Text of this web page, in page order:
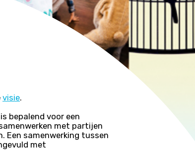
visie.
bepalend voor een
met partijen
Een samenwerking tussen
met